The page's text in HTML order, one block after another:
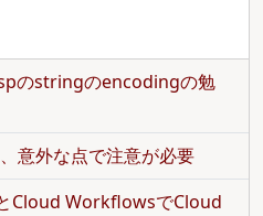
のstringのencodingの勉
意外な点で注意が必要
Cloud WorkflowsでCloud